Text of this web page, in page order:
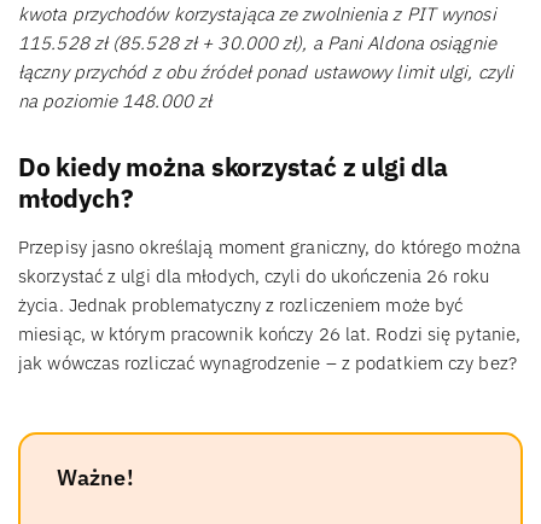
kwota przychodów korzystająca ze zwolnienia z PIT wynosi
115.528 zł (85.528 zł + 30.000 zł), a Pani Aldona osiągnie
łączny przychód z obu źródeł ponad ustawowy limit ulgi, czyli
na poziomie 148.000 zł
Do kiedy można skorzystać z ulgi dla
młodych?
Przepisy jasno określają moment graniczny, do którego można
skorzystać z ulgi dla młodych, czyli do ukończenia 26 roku
życia. Jednak problematyczny z rozliczeniem może być
miesiąc, w którym pracownik kończy 26 lat. Rodzi się pytanie,
jak wówczas rozliczać wynagrodzenie – z podatkiem czy bez?
Ważne!